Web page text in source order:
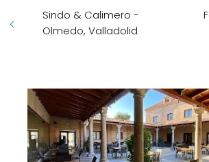
Sindo & Calimero -
Olmedo, Valladolid